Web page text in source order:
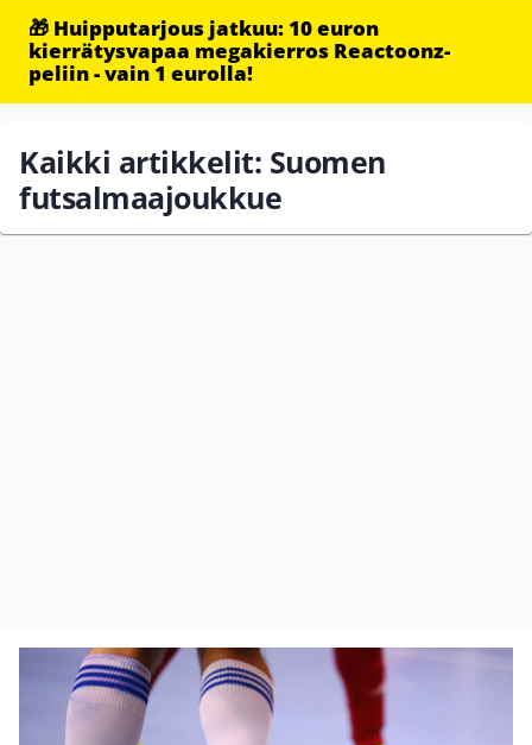
🎁 Huipputarjous jatkuu: 10 euron
kierrätysvapaa megakierros Reactoonz-
peliin - vain 1 eurolla!
Kaikki artikkelit: Suomen
futsalmaajoukkue